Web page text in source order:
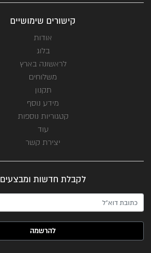
קישורים שימושיים
אודות
בלוג
לראשונה בארץ
משלוחים
תקנון
מידע נוסף
קטגוריות נוספות
עוד
יצירת קשר
לקבלת חדשות ומבצעים
האימייל שלך (חובה)